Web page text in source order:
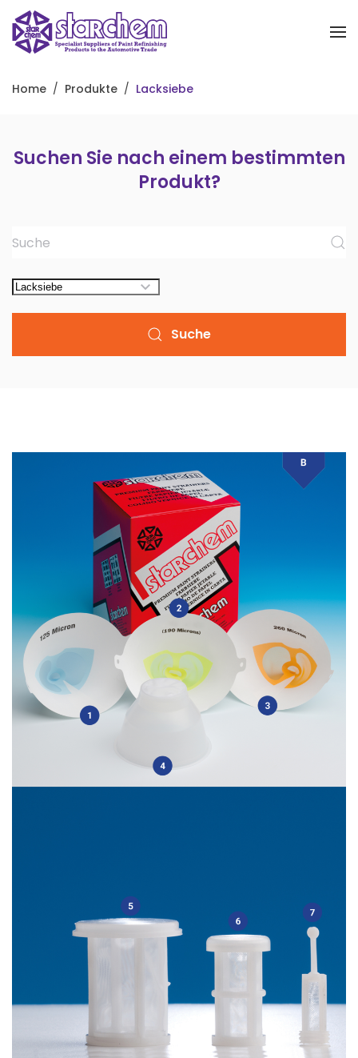
Zum Hauptinhalt springen
Home Produkte Lacksiebe
Suchen Sie nach einem bestimmten
Produkt?
Suche